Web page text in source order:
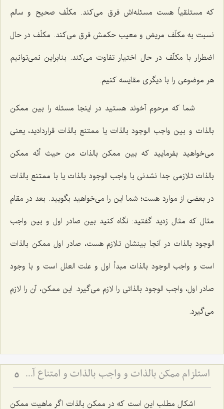
که مستلقیاً هست مسئله‌اش فرق مى‌کند. مکلّف صحیح و سالم
نسبت به مکلّف مریض و معیب حکمش فرق مى‌کند. مکلّف در حال
اضطرار با مکلّف در حال اختیار تفاوت مى‌کند. بنابراین نمى‌توانیم
هر موضوعى را با دیگرى مقایسه کنیم.
شما که مرحوم آخوند هستید در اینجا مسئله را بین‌ ممکن
بالذات و بین واجب الوجود بالذات یا ممتنع بالذات قراردادید، یعنى
مى‌خواهید بفرمایید که بین ممکن بالذات من حیث أنّه ممکن‌
بالذات تلازمى جدا نشدنى با واجب الوجود بالذات یا با ممتنع بالذات
در بعضى از موارد هست؛ شما این را مى‌خواهید بگویید. بعد در مقام
مثال که مثال زدید گفتید: نگاه کنید بین صادر اول و بین واجب
الوجود بالذات در آنجا بینشان تلازم هست، صادر اول ممکن بالذات
است و واجب الوجود بالذات مبدأ اول و علت العلل است و با وجود
صادر اول، واجب الوجود بالذاتى را لازم مى‌گیرد. این ممکن، آن را لازم
مى‌گیرد.
استلزام ممکن بالذات و واجب بالذات و امتناع آن - بررسی نسبت علیت و معلولیت در ضرورت و امکان 5
اشکال مطلب این است که در ممکن بالذات اگر ماهیت ممکن